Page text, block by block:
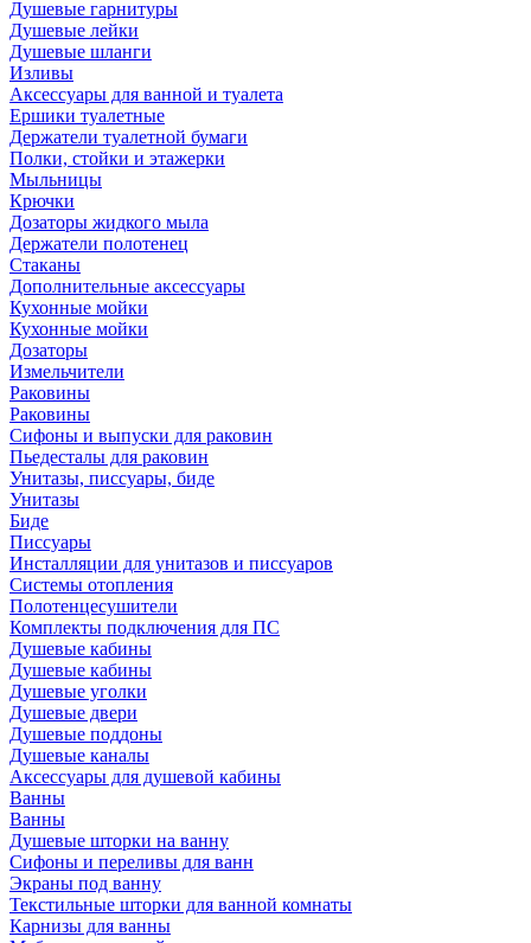
Душевые гарнитуры
Душевые лейки
Душевые шланги
Изливы
Аксессуары для ванной и туалета
Ершики туалетные
Держатели туалетной бумаги
Полки, стойки и этажерки
Мыльницы
Крючки
Дозаторы жидкого мыла
Держатели полотенец
Стаканы
Дополнительные аксессуары
Кухонные мойки
Кухонные мойки
Дозаторы
Измельчители
Раковины
Раковины
Сифоны и выпуски для раковин
Пьедесталы для раковин
Унитазы, писсуары, биде
Унитазы
Биде
Писсуары
Инсталляции для унитазов и писсуаров
Системы отопления
Полотенцесушители
Комплекты подключения для ПС
Душевые кабины
Душевые кабины
Душевые уголки
Душевые двери
Душевые поддоны
Душевые каналы
Аксессуары для душевой кабины
Ванны
Ванны
Душевые шторки на ванну
Сифоны и переливы для ванн
Экраны под ванну
Текстильные шторки для ванной комнаты
Карнизы для ванны